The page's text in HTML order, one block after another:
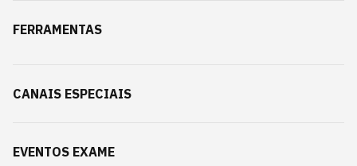
FERRAMENTAS
CANAIS ESPECIAIS
EVENTOS EXAME